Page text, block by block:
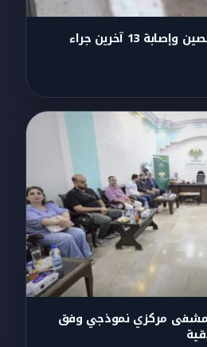
الصحة السورية: مقتل شخصين وإصابة 13 آخرين جراء
مشفى مركزي نموذجي وفق